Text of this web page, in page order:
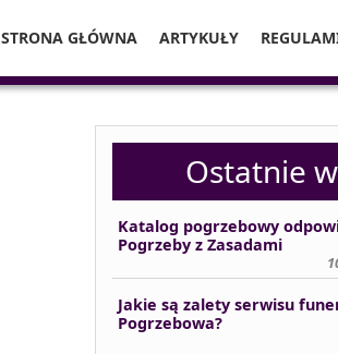
STRONA GŁÓWNA ARTYKUŁY
Ostatnie
Katalog pogrzebowy
Pogrzeby z Zasadami
Jakie są zalety serwisu
Pogrzebowa?